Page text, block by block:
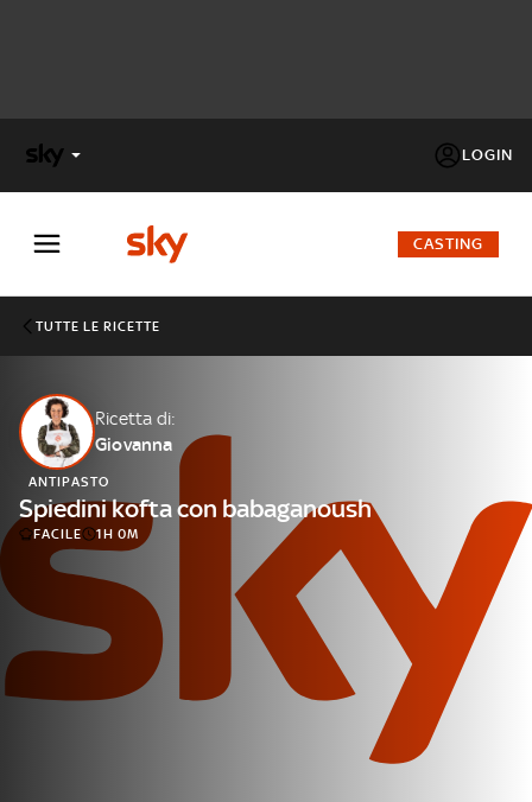
LOGIN
FACTOR
Cos’altro vedere:
PROGRAMMI SKY
Un mondo di offerte:
SKY.IT
NOW
CASTING
TUTTE LE RICETTE
Ricetta di:
Giovanna
ANTIPASTO
Spiedini kofta con babaganoush
FACILE 1H 0M